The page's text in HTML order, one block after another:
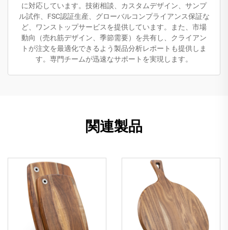
に対応しています。技術相談、カスタムデザイン、サンプ
ル試作、FSC認証生産、グローバルコンプライアンス保証な
ど、ワンストップサービスを提供しています。また、市場
動向（売れ筋デザイン、季節需要）を共有し、クライアン
トが注文を最適化できるよう製品分析レポートも提供しま
す。専門チームが迅速なサポートを実現します。
関連製品